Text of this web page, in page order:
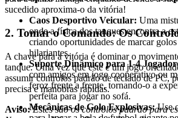
Caos Desportivo Veicular: Uma
onde a física dos tanques encontra a
criando oportunidades de marcar
hilariantes.
Suporte Dinâmico para 1-4
com amigos em jogo cooperativo ou
feroz frente a frente, tornando-o a
perfeita para jogar no sofá.
Mecânicas de Golo Explosivas:Use
sucedido aproxima-o da vitória!
2. Tomar o Comando: Os
A chave para a vitória é dominar o
tanque. Uma vez que este é um jogo
assumir controlos padrão de teclado de PC,
precisa e manobras rápidas.
Aviso: Estes são os controlos padrão para